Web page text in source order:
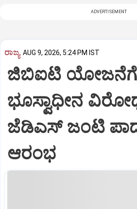
ADVERTISEMENT
ರಾಜ್ಯ AUG 9, 2026, 5:24 PM IST
ಜಿಬಿಐಟಿ ಯೋಜನೆಗೆ
ಭೂಸ್ವಾಧೀನ
ಜೆಡಿಎಸ್‌ ಜಂಟಿ
ಆರಂಭ